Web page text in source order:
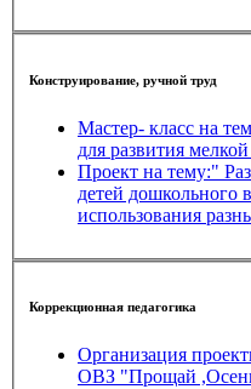
Конструирование, ручной труд
Мастер- класс на тему:" Использование прищепок
для развития
Проект на тему:"
детей дошкольного
использования
Коррекционная педагогика
Организация
ОВЗ "Прощай